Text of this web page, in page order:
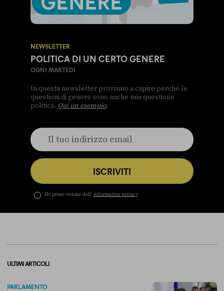
NEWSLETTER
POLITICA DI UN CERTO GENERE
OGNI MARTEDÌ
In questa newsletter proviamo a capire perché le
questioni di genere sono anche una questione
politica. Qui un esempio.
ISCRIVITI
Ho preso visione dell’ informativa privacy
ULTIMI ARTICOLI
PARLAMENTO